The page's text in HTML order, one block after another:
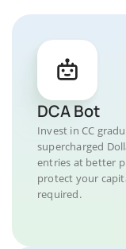
DCA Bot
Invest in CC
supercharged
entries at better
protect your
required.